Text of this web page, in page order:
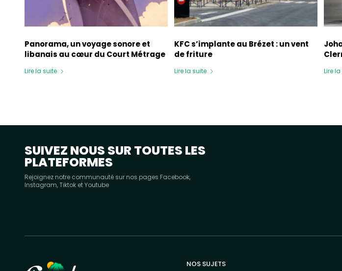
Panorama, un voyage sonore et
libanais au cœur du Court Métrage
Lire la suite
KFC s’implante au Brézet : un vent
de friture
Lire la suite Lire
SUIVEZ NOUS SUR TOUTES LES
PLATEFORMES
Rejoignez notre communauté sur nos pages Facebook,
Instagram, Tiktok et Youtube
NOS SUJETS